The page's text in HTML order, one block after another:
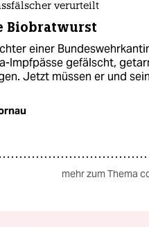
verurteilt
Biobratwurst
einer
Impfpässe gefälscht,
Jetzt müssen er und
mehr zum Thema